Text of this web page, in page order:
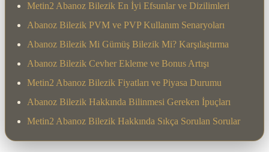
Metin2 Abanoz Bilezik En İyi Efsunlar ve Dizilimleri
Abanoz Bilezik PVM ve PVP Kullanım Senaryoları
Abanoz Bilezik Mi Gümüş Bilezik Mi? Karşılaştırma
Abanoz Bilezik Cevher Ekleme ve Bonus Artışı
Metin2 Abanoz Bilezik Fiyatları ve Piyasa Durumu
Abanoz Bilezik Hakkında Bilinmesi Gereken İpuçları
Metin2 Abanoz Bilezik Hakkında Sıkça Sorulan Sorular